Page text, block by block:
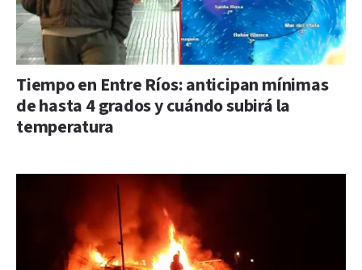
Tiempo en Entre Ríos: anticipan mínimas
de hasta 4 grados y cuándo subirá la
temperatura